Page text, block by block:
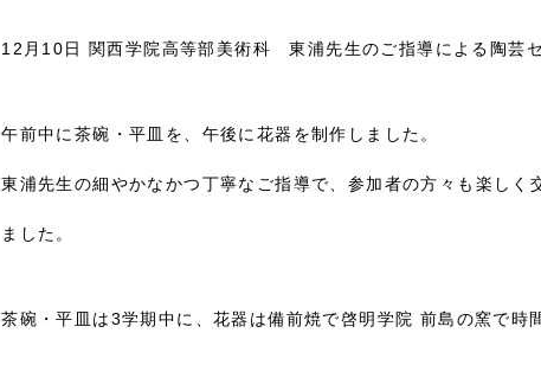
12月10日 関西学院高等部美術科 東浦先生のご指導による陶芸セ
午前中に茶碗・平皿を、午後に花器を制作しました。
東浦先生の細やかなかつ丁寧なご指導で、参加者の方々も楽し
ました。
茶碗・平皿は3学期中に、花器は備前焼で啓明学院 前島の窯で時